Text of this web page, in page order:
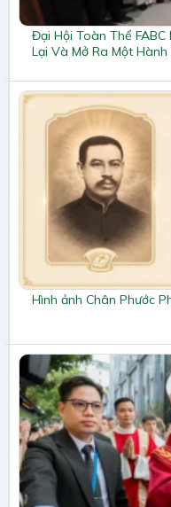
Đại Hội Toàn Thể FABC
Lại Và Mở Ra Một
Hình ảnh Chân Phước